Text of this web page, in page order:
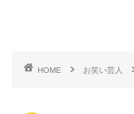
HOME お笑い芸人